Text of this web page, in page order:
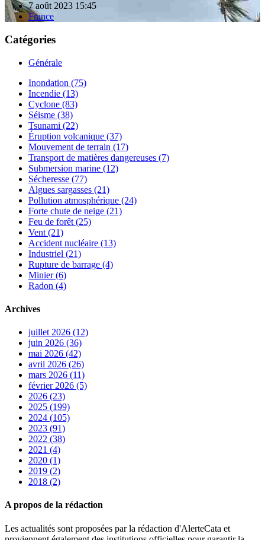
7 août 2023 15:45
France
Catégories
Générale
Inondation (75)
Incendie (13)
Cyclone (83)
Séisme (38)
Tsunami (22)
Éruption volcanique (37)
Mouvement de terrain (17)
Transport de matières dangereuses (7)
Submersion marine (12)
Sécheresse (77)
Algues sargasses (21)
Pollution atmosphérique (24)
Forte chute de neige (21)
Feu de forêt (25)
Vent (21)
Accident nucléaire (13)
Industriel (21)
Rupture de barrage (4)
Minier (6)
Radon (4)
Archives
juillet 2026 (12)
juin 2026 (36)
mai 2026 (42)
avril 2026 (26)
mars 2026 (11)
février 2026 (5)
2026 (23)
2025 (199)
2024 (105)
2023 (91)
2022 (38)
2021 (4)
2020 (1)
2019 (2)
2018 (2)
A propos de la rédaction
Les actualités sont proposées par la rédaction d'AlerteCata et